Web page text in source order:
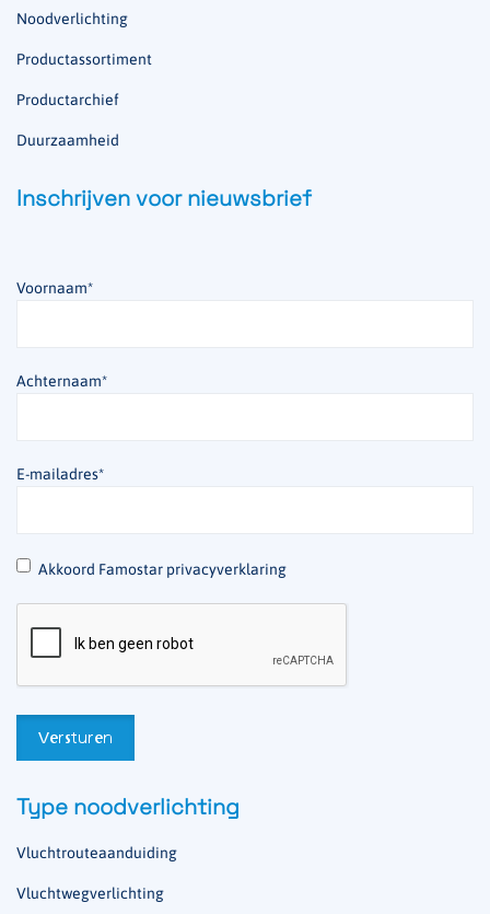
Noodverlichting
Productassortiment
Productarchief
Duurzaamheid
Inschrijven voor nieuwsbrief
Voornaam*
Achternaam*
E-mailadres*
* Akkoord Famostar privacyverklaring
Type noodverlichting
Vluchtrouteaanduiding
Vluchtwegverlichting